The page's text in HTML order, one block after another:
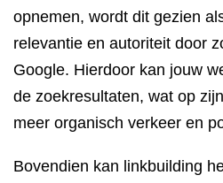
opnemen, wordt dit gezien
relevantie en autoriteit door
Google. Hierdoor kan jouw
de zoekresultaten, wat op
meer organisch verkeer en
Bovendien kan linkbuilding